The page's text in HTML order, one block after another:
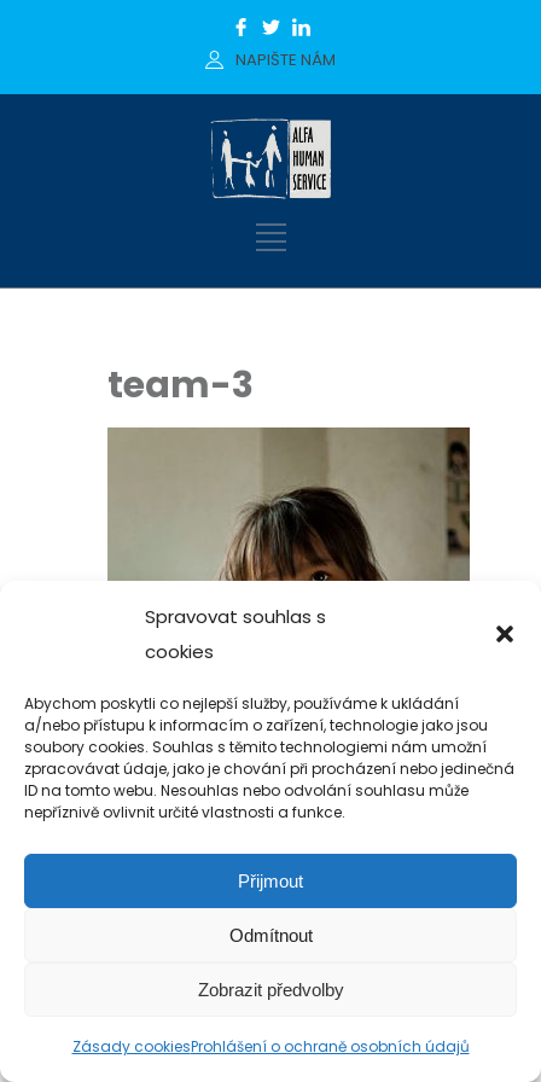
Spravovat souhlas s
cookies
Abychom poskytli co nejlepší služby, používáme k ukládání
a/nebo přístupu k informacím o zařízení, technologie jako jsou
soubory cookies. Souhlas s těmito technologiemi nám umožní
zpracovávat údaje, jako je chování při procházení nebo jedinečná
ID na tomto webu. Nesouhlas nebo odvolání souhlasu může
nepříznivě ovlivnit určité vlastnosti a funkce.
Přijmout
Odmítnout
Zobrazit předvolby
Zásady cookiesProhlášení o ochraně osobních údajů
NAPIŠTE NÁM
team-3
Copyright 2019-2026 Alfa Human Service
/ TM Servis - the technical motion s.r.o.